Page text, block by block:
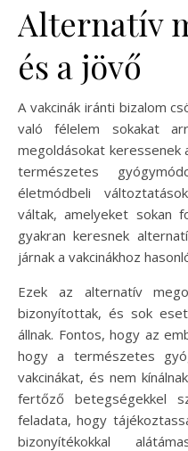
Alternatív
és a jövő
A vakcinák iránti bizalom
való félelem sokakat
megoldásokat keressenek
természetes
életmódbeli
váltak, amelyeket sokan
gyakran keresnek
járnak a vakcinákhoz
Ezek az alternatív
bizonyítottak, és sok
állnak. Fontos, hogy az
hogy a természetes
vakcinákat, és nem
fertőző betegségekkel
feladata, hogy
bizonyítékokkal